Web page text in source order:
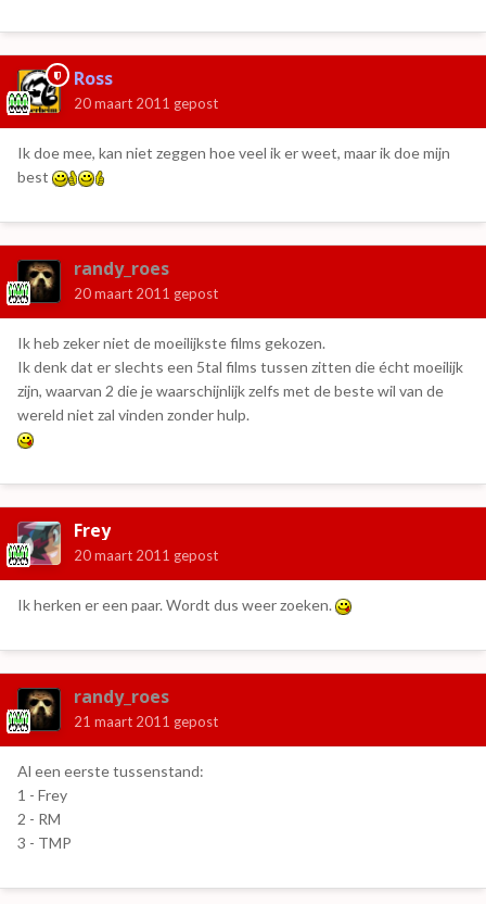
Ross
20 maart 2011 gepost
Ik doe mee, kan niet zeggen hoe veel ik er weet, maar ik doe mijn
best
randy_roes
20 maart 2011 gepost
Ik heb zeker niet de moeilijkste films gekozen.
Ik denk dat er slechts een 5tal films tussen zitten die écht moeilijk
zijn, waarvan 2 die je waarschijnlijk zelfs met de beste wil van de
wereld niet zal vinden zonder hulp.
Frey
20 maart 2011 gepost
Ik herken er een paar. Wordt dus weer zoeken.
randy_roes
21 maart 2011 gepost
Al een eerste tussenstand:
1 - Frey
2 - RM
3 - TMP